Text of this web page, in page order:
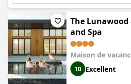
The Lunawood
and Spa
Maison de
10 Excellent